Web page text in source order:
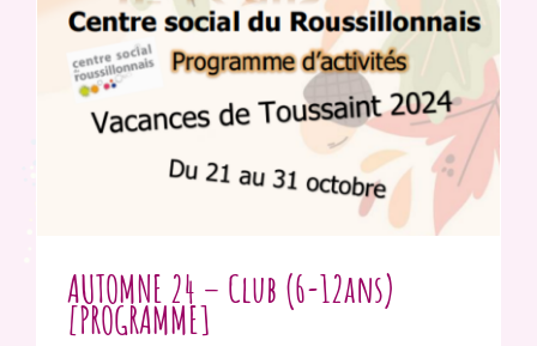
AUTOMNE 24 – Club (6-12ans)
[PROGRAMME]